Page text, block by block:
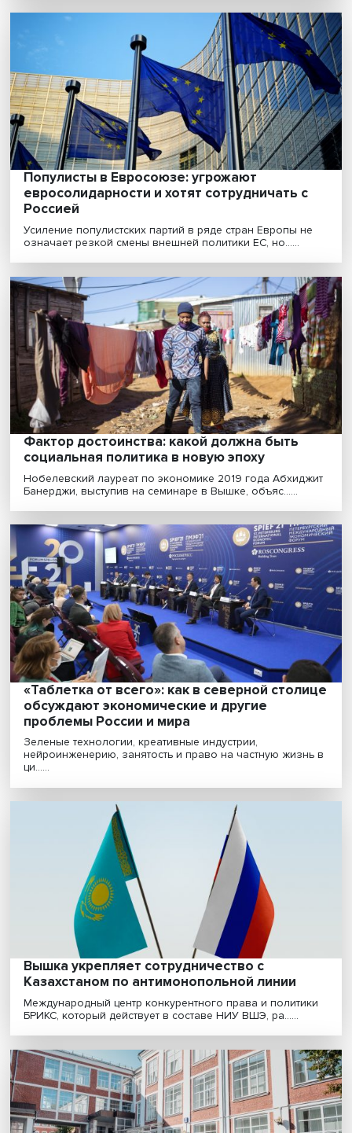
попытка соединить гегемонизм и
США пытаются сформулировать новую внешнюю
политику на фоне поиска новой самоидентичности.
глав......
Популисты в Евросоюзе: угрожают
евросолидарности и хотят сотрудничать
Россией
Усиление популистских партий в ряде стран Европы
означает резкой смены внешней политики ЕС, но......
Фактор достоинства: какой должна быть
социальная политика в новую эпоху
Нобелевский лауреат по экономике 2019 года
Банерджи, выступив на семинаре в Вышке, объяс......
«Таблетка от всего»: как в северной
обсуждают экономические и другие
проблемы России и мира
Зеленые технологии, креативные индустрии,
нейроинженерию, занятость и право на частную
ци......